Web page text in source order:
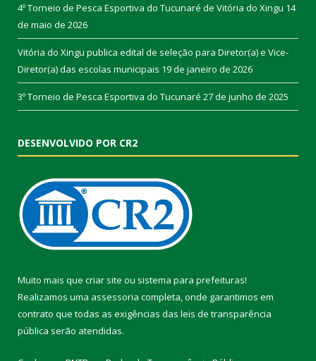
4º Torneio de Pesca Esportiva do Tucunaré de Vitória do Xingu 14
de maio de 2026
Vitória do Xingu publica edital de seleção para Diretor(a) e Vice-
Diretor(a) das escolas municipais 19 de janeiro de 2026
3º Torneio de Pesca Esportiva do Tucunaré 27 de junho de 2025
DESENVOLVIDO POR CR2
Muito mais que criar site ou sistema para prefeituras!
Realizamos uma assessoria completa, onde garantimos em
contrato que todas as exigências das leis de transparência
pública serão atendidas.